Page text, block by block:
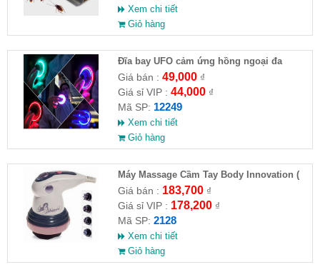
Xem chi tiết
Giỏ hàng
Đĩa bay UFO cảm ứng hồng ngoại đa
chiều tự động bay về
Giá bán : 49,000₫
Giá sỉ VIP : 44,000₫
Mã SP: 12249
Xem chi tiết
Giỏ hàng
Máy Massage Cầm Tay Body Innovation (
HĐ )
Giá bán : 183,700₫
Giá sỉ VIP : 178,200₫
Mã SP: 2128
Xem chi tiết
Giỏ hàng